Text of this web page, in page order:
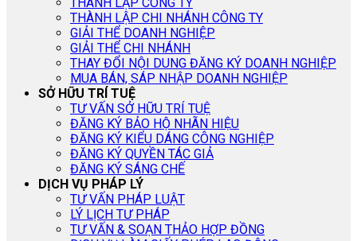
THÀNH LẬP CHI NHÁNH CÔNG TY
GIẢI THỂ DOANH NGHIỆP
GIẢI THỂ CHI NHÁNH
THAY ĐỔI NỘI DUNG ĐĂNG KÝ DOANH NGHIỆP
MUA BÁN, SÁP NHẬP DOANH NGHIỆP
SỞ HỮU TRÍ TUỆ
TƯ VẤN SỞ HỮU TRÍ TUỆ
ĐĂNG KÝ BẢO HỘ NHÃN HIỆU
ĐĂNG KÝ KIỂU DÁNG CÔNG NGHIỆP
ĐĂNG KÝ QUYỀN TÁC GIẢ
ĐĂNG KÝ SÁNG CHẾ
DỊCH VỤ PHÁP LÝ
TƯ VẤN PHÁP LUẬT
LÝ LỊCH TƯ PHÁP
TƯ VẤN & SOẠN THẢO HỢP ĐỒNG